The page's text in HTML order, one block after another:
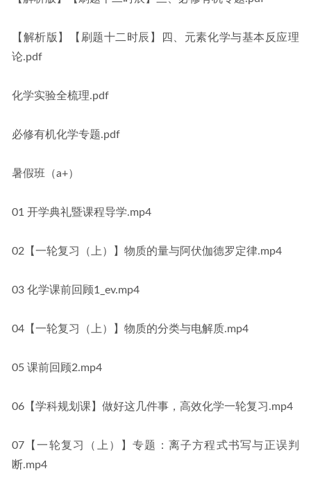
【解析版】【刷题十二时辰】四、元素化学与基本反应理
论.pdf
化学实验全梳理.pdf
必修有机化学专题.pdf
暑假班（a+）
01 开学典礼暨课程导学.mp4
02【一轮复习（上）】物质的量与阿伏伽德罗定律.mp4
03 化学课前回顾1_ev.mp4
04【一轮复习（上）】物质的分类与电解质.mp4
05 课前回顾2.mp4
06【学科规划课】做好这几件事，高效化学一轮复习.mp4
07【一轮复习（上）】专题：离子方程式书写与正误判
断.mp4